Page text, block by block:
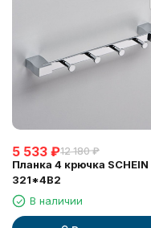
5 533 ₽12 180 ₽
Планка 4 крючка SCHEIN
321*4B2
В наличии